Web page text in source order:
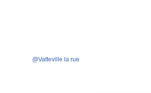
@Vatteville la rue